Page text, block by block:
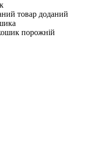
товар доданий
порожній